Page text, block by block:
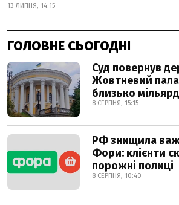
13 ЛИПНЯ, 14:15
ГОЛОВНЕ СЬОГОДНІ
Суд повернув
Жовтневий
близько
8 СЕРПНЯ, 15:15
РФ знищила
Фори: клієнти
порожні полиці
8 СЕРПНЯ, 10:40